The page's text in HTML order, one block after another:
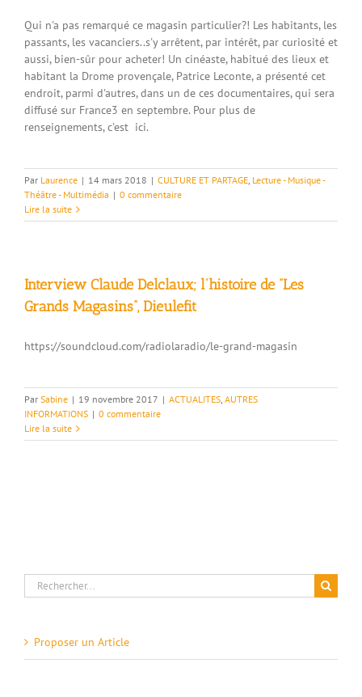
Qui n'a pas remarqué ce magasin particulier?! Les habitants, les
passants, les vacanciers..s'y arrêtent, par intérêt, par curiosité et
aussi, bien-sûr pour acheter! Un cinéaste, habitué des lieux et
habitant la Drome provençale, Patrice Leconte, a présenté cet
endroit, parmi d'autres, dans un de ces documentaires, qui sera
diffusé sur France3 en septembre. Pour plus de
renseignements, c'est ici.
Par Laurence | 14 mars 2018 | CULTURE ET PARTAGE, Lecture - Musique -
Théâtre - Multimédia | 0 commentaire
Lire la suite
Interview Claude Delclaux; l’histoire de “Les
Grands Magasins”, Dieulefit
https://soundcloud.com/radiolaradio/le-grand-magasin
Par Sabine | 19 novembre 2017 | ACTUALITES, AUTRES
INFORMATIONS | 0 commentaire
Lire la suite
Rechercher:
Proposer un Article